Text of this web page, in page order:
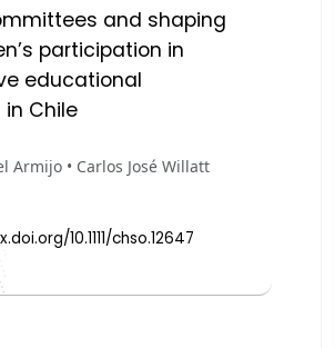
and shaping
participation in
educational
Chile
Armijo • Carlos José Willatt
10.1111/chso.12647